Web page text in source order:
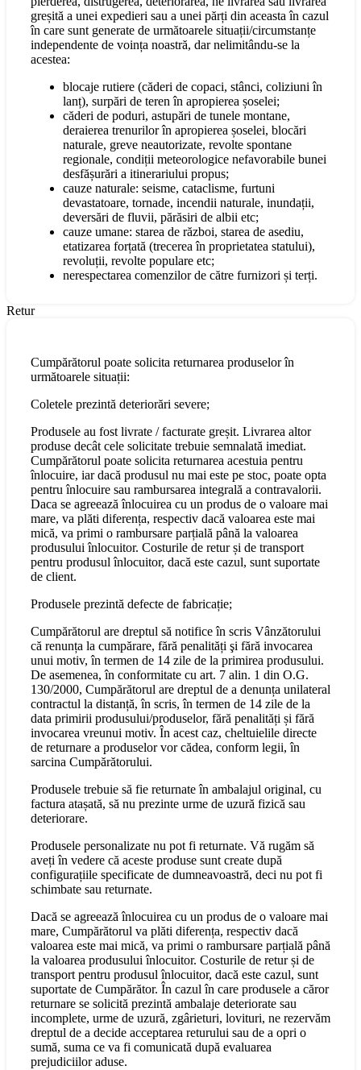
greșită a unei expedieri sau a unei părți din aceasta în cazul
în care sunt generate de următoarele situații/circumstanțe
independente de voința noastră, dar nelimitându-se la
acestea:
blocaje rutiere (căderi de copaci, stânci, coliziuni în
lanț), surpări de teren în apropierea șoselei;
căderi de poduri, astupări de tunele montane,
deraierea trenurilor în apropierea șoselei, blocări
naturale, greve neautorizate, revolte spontane
regionale, condiții meteorologice nefavorabile bunei
desfășurări a itinerariului propus;
cauze naturale: seisme, cataclisme, furtuni
devastatoare, tornade, incendii naturale, inundații,
deversări de fluvii, părăsiri de albii etc;
cauze umane: starea de război, starea de asediu,
etatizarea forțată (trecerea în proprietatea statului),
revoluții, revolte populare etc;
nerespectarea comenzilor de către furnizori și terți.
Retur
Cumpărătorul poate solicita returnarea produselor în
următoarele situații:
Coletele prezintă deteriorări severe;
Produsele au fost livrate / facturate greșit. Livrarea altor
produse decât cele solicitate trebuie semnalată imediat.
Cumpărătorul poate solicita returnarea acestuia pentru
înlocuire, iar dacă produsul nu mai este pe stoc, poate opta
pentru înlocuire sau rambursarea integrală a contravalorii.
Daca se agreează înlocuirea cu un produs de o valoare mai
mare, va plăti diferența, respectiv dacă valoarea este mai
mică, va primi o rambursare parțială până la valoarea
produsului înlocuitor. Costurile de retur și de transport
pentru produsul înlocuitor, dacă este cazul, sunt suportate
de client.
Produsele prezintă defecte de fabricație;
Cumpărătorul are dreptul să notifice în scris Vânzătorului
că renunța la cumpărare, fără penalități şi fără invocarea
unui motiv, în termen de 14 zile de la primirea produsului.
De asemenea, în conformitate cu art. 7 alin. 1 din O.G.
130/2000, Cumpărătorul are dreptul de a denunța unilateral
contractul la distanță, în scris, în termen de 14 zile de la
data primirii produsului/produselor, fără penalități și fără
invocarea vreunui motiv. În acest caz, cheltuielile directe
de returnare a produselor vor cădea, conform legii, în
sarcina Cumpărătorului.
Produsele trebuie să fie returnate în ambalajul original, cu
factura atașată, să nu prezinte urme de uzură fizică sau
deteriorare.
Produsele personalizate nu pot fi returnate. Vă rugăm să
aveți în vedere că aceste produse sunt create după
configurațiile specificate de dumneavoastră, deci nu pot fi
schimbate sau returnate.
Dacă se agreează înlocuirea cu un produs de o valoare mai
mare, Cumpărătorul va plăti diferența, respectiv dacă
valoarea este mai mică, va primi o rambursare parțială până
la valoarea produsului înlocuitor. Costurile de retur și de
transport pentru produsul înlocuitor, dacă este cazul, sunt
suportate de Cumpărător. În cazul în care produsele a căror
returnare se solicită prezintă ambalaje deteriorate sau
incomplete, urme de uzură, zgârieturi, lovituri, ne rezervăm
dreptul de a decide acceptarea returului sau de a opri o
sumă, suma ce va fi comunicată după evaluarea
prejudiciilor aduse.